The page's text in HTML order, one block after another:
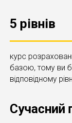
5 рівнів
курс
базою, тому ви
відповідному
Сучасний